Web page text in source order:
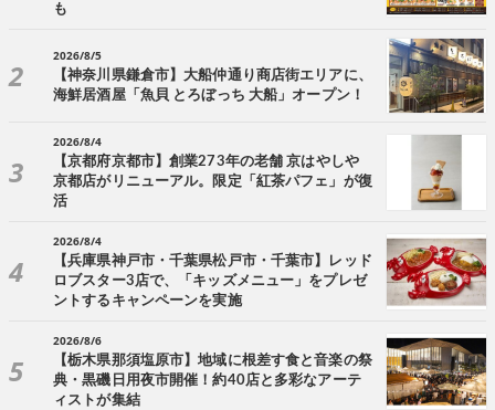
も
2026/8/5
【神奈川県鎌倉市】大船仲通り商店街エリアに、
海鮮居酒屋「魚貝 とろぼっち 大船」オープン！
2026/8/4
【京都府京都市】創業273年の老舗 京はやしや
京都店がリニューアル。限定「紅茶パフェ」が復
活
2026/8/4
【兵庫県神戸市・千葉県松戸市・千葉市】レッド
ロブスター3店で、「キッズメニュー」をプレゼ
ントするキャンペーンを実施
2026/8/6
【栃木県那須塩原市】地域に根差す食と音楽の祭
典・黒磯日用夜市開催！約40店と多彩なアーテ
ィストが集結